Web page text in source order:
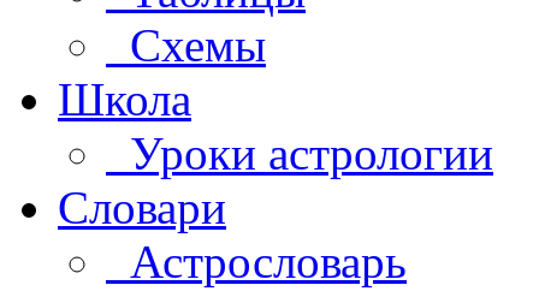
Схемы
Школа
Уроки астрологии
Словари
Астрословарь